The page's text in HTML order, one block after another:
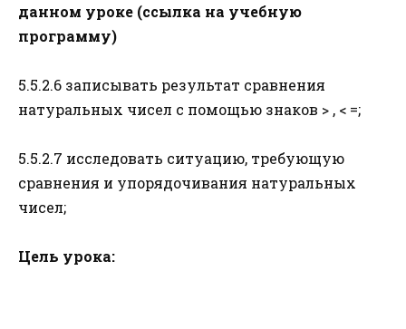
данном уроке (ссылка на учебную
программу)
5.5.2.6 записывать результат сравнения
натуральных чисел с помощью знаков > , < =;
5.5.2.7 исследовать ситуацию, требующую
сравнения и упорядочивания натуральных
чисел;
Цель урока: